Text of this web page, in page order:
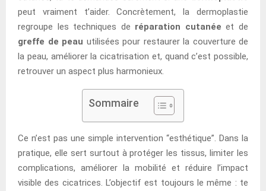
peut vraiment t’aider. Concrètement, la dermoplastie
regroupe les techniques de réparation cutanée et de
greffe de peau utilisées pour restaurer la couverture de
la peau, améliorer la cicatrisation et, quand c’est possible,
retrouver un aspect plus harmonieux.
Sommaire
Ce n’est pas une simple intervention “esthétique”. Dans la
pratique, elle sert surtout à protéger les tissus, limiter les
complications, améliorer la mobilité et réduire l’impact
visible des cicatrices. L’objectif est toujours le même : te